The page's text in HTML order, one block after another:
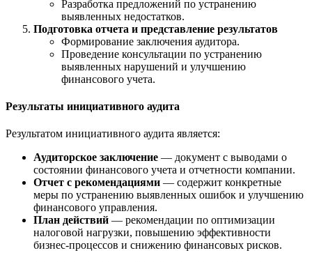
Разработка предложений по устранению
выявленных недостатков.
Подготовка отчета и представление результатов
Формирование заключения аудитора.
Проведение консультации по устранению
выявленных нарушений и улучшению
финансового учета.
Результаты инициативного аудита
Результатом инициативного аудита является:
Аудиторское заключение — документ с выводами о
состоянии финансового учета и отчетности компании.
Отчет с рекомендациями — содержит конкретные
меры по устранению выявленных ошибок и улучшению
финансового управления.
План действий — рекомендации по оптимизации
налоговой нагрузки, повышению эффективности
бизнес-процессов и снижению финансовых рисков.